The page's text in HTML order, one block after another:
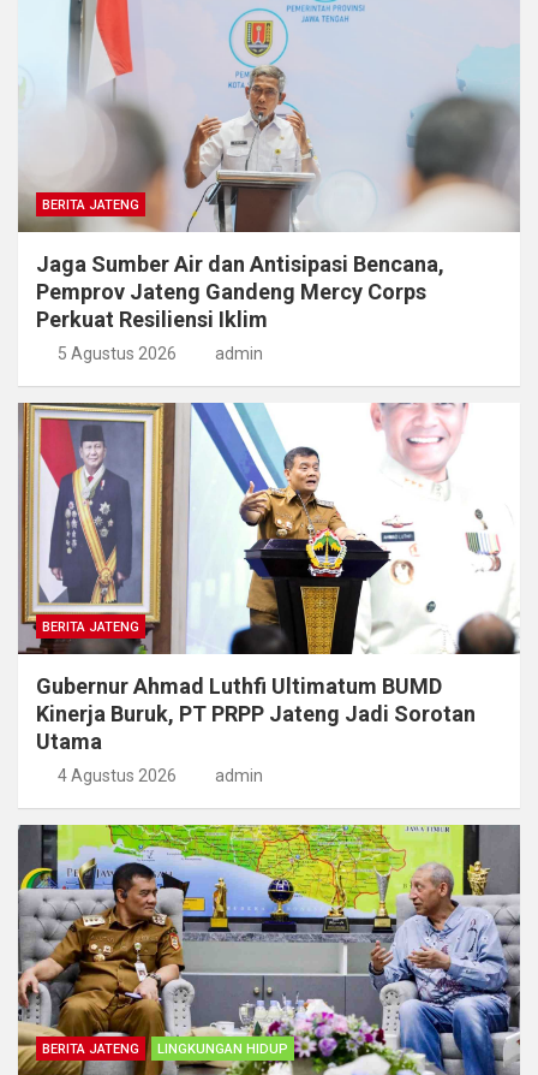
BERITA JATENG
Jaga Sumber Air dan Antisipasi Bencana,
Pemprov Jateng Gandeng Mercy Corps
Perkuat Resiliensi Iklim
5 Agustus 2026 admin
BERITA JATENG
Gubernur Ahmad Luthfi Ultimatum BUMD
Kinerja Buruk, PT PRPP Jateng Jadi Sorotan
Utama
4 Agustus 2026 admin
BERITA JATENG LINGKUNGAN HIDUP